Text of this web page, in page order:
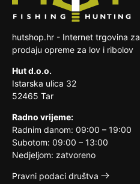
hutshop.hr - Internet trgovina za
prodaju opreme za lov i ribolov
Hut d.o.o.
Istarska ulica 32
52465 Tar
Radno vrijeme:
Radnim danom: 09:00 – 19:00
Subotom: 09:00 – 13:00
Nedjeljom: zatvoreno
Pravni podaci društva